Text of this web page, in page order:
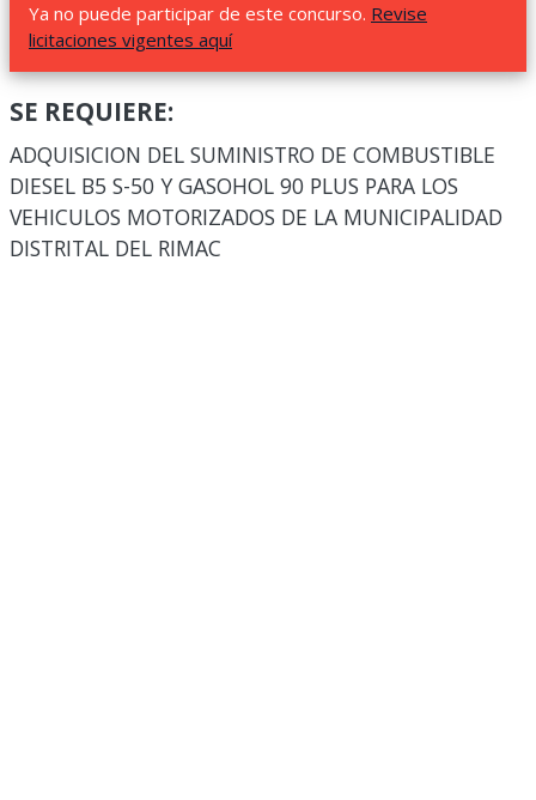
Ya no puede participar de este concurso. Revise
licitaciones vigentes aquí
SE REQUIERE:
ADQUISICION DEL SUMINISTRO DE COMBUSTIBLE
DIESEL B5 S-50 Y GASOHOL 90 PLUS PARA LOS
VEHICULOS MOTORIZADOS DE LA MUNICIPALIDAD
DISTRITAL DEL RIMAC